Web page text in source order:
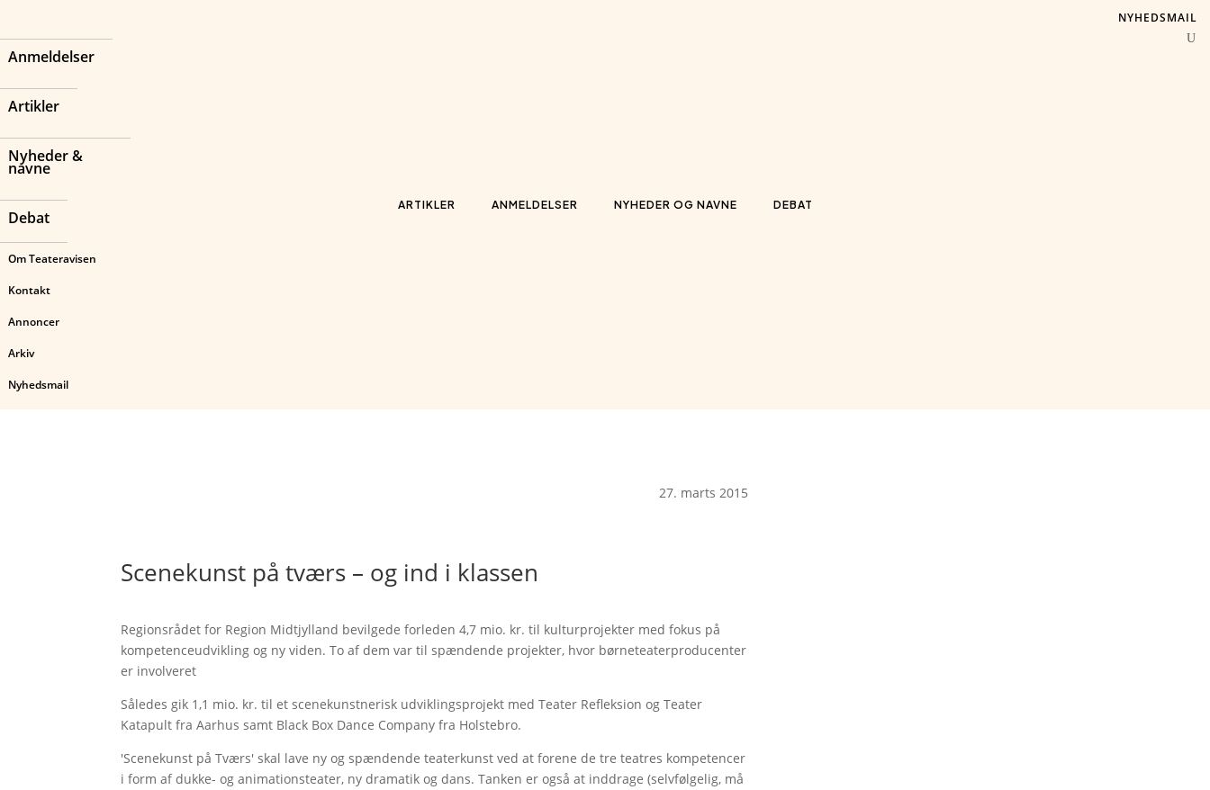
Anmeldelser
Artikler
Nyheder &
navne
Debat
Om Teateravisen
Kontakt
Annoncer
Arkiv
Nyhedsmail
ARTIKLER ANMELDELSER NYHEDER OG NAVNE DEBAT
NYHEDSMAIL
27. marts 2015
Scenekunst på tværs – og ind i klassen
Regionsrådet for Region Midtjylland bevilgede forleden 4,7 mio. kr. til kulturprojekter med fokus på
kompetenceudvikling og ny viden. To af dem var til spændende projekter, hvor børneteaterproducenter
er involveret
Således gik 1,1 mio. kr. til et scenekunstnerisk udviklingsprojekt med Teater Refleksion og Teater
Katapult fra Aarhus samt Black Box Dance Company fra Holstebro.
'Scenekunst på Tværs' skal lave ny og spændende teaterkunst ved at forene de tre teatres kompetencer
i form af dukke- og animationsteater, ny dramatik og dans. Tanken er også at inddrage (selvfølgelig, må